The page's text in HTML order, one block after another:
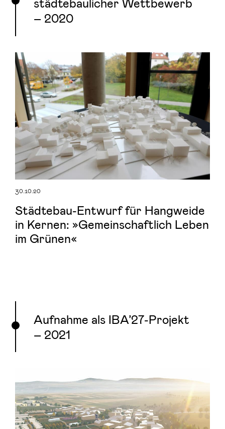
– 2020
30.10.20
Städtebau-Entwurf für Hangweide
in Kernen: »Gemeinschaftlich Leben
im Grünen«
Aufnahme als IBA’27-Projekt
– 2021